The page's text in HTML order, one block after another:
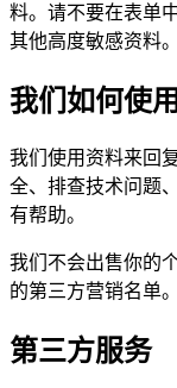
料。请不要在表单
其他高度敏感资料。
我们如何使
我们使用资料来回
全、排查技术问题
有帮助。
我们不会出售你的
的第三方营销名单。
第三方服务